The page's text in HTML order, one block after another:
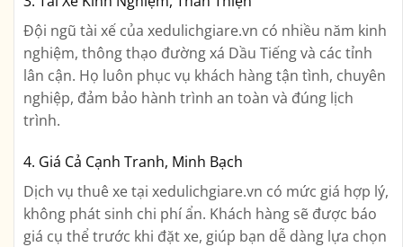
Đội ngũ tài xế của xedulichgiare.vn có nhiều năm kinh
nghiệm, thông thạo đường xá Dầu Tiếng và các tỉnh
lân cận. Họ luôn phục vụ khách hàng tận tình, chuyên
nghiệp, đảm bảo hành trình an toàn và đúng lịch
trình.
4. Giá Cả Cạnh Tranh, Minh Bạch
Dịch vụ thuê xe tại xedulichgiare.vn có mức giá hợp lý,
không phát sinh chi phí ẩn. Khách hàng sẽ được báo
giá cụ thể trước khi đặt xe, giúp bạn dễ dàng lựa chọn